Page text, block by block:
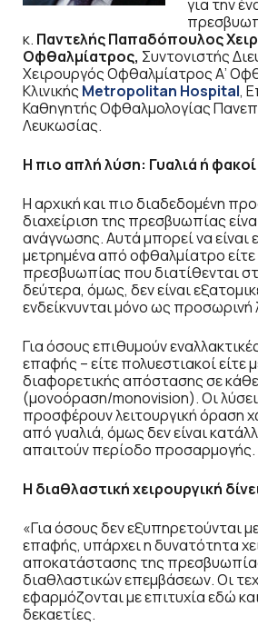
για την
κ. Παντελής Παπαδόπουλος
Οφθαλμίατρος, Συντονιστής
Χειρουργός Οφθαλμίατρος Α’
Κλινικής Metropolitan Hospital,
Καθηγητής Οφθαλμολογίας
Λευκωσίας.
Η πιο απλή λύση: Γυαλιά ή
Η αρχική και πιο διαδεδομένη
διαχείριση της πρεσβυωπίας
ανάγνωσης. Αυτά μπορεί να είναι
μετρημένα από οφθαλμίατρο είτε
πρεσβυωπίας που διατίθενται
δεύτερα, όμως, δεν είναι
ενδείκνυνται μόνο ως προσωρινή
Για όσους επιθυμούν
επαφής – είτε πολυεστιακοί είτε
διαφορετικής απόστασης σε
(μονοόραση/monovision). Οι
προσφέρουν λειτουργική όραση
από γυαλιά, όμως δεν είναι
απαιτούν περίοδο προσαρμογής.
Η διαθλαστική χειρουργική
«Για όσους δεν εξυπηρετούνται
επαφής, υπάρχει η δυνατότητα
αποκατάστασης της
διαθλαστικών επεμβάσεων. Οι
εφαρμόζονται με επιτυχία εδώ
δεκαετίες.